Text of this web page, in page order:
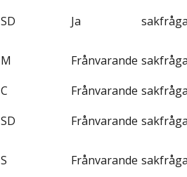
SD Ja
M Frånvarande
C Frånvarande
SD Frånvarande
S Frånvarande